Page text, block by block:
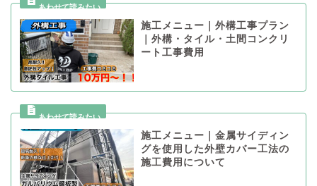
施工メニュー｜外構工事プラン
｜外構・タイル・土間コンクリ
ート工事費用
施工メニュー｜金属サイディン
グを使用した外壁カバー工法の
施工費用について